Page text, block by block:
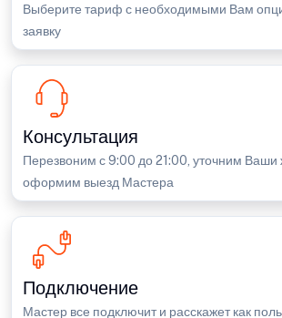
Выберите тариф с необходимыми Вам
заявку
Консультация
Перезвоним с 9:00 до 21:00, уточним Ваши
оформим выезд Мастера
Подключение
Мастер все подключит и расскажет как